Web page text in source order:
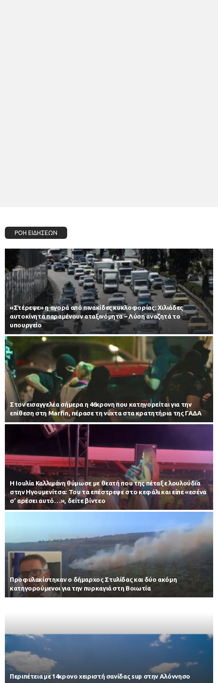
ΡΟΗ ΕΙΔΗΣΕΩΝ
«Στέρεψε» η αγορά από πινακίδες κυκλοφορίας: Χιλιάδες
αυτοκίνητα παραμένουν αταξινόμητα – Λύση αναζητά το
υπουργείο
Στον εισαγγελέα σήμερα η 46χρονη που κατηγορείται για την
επίθεση στη Marfin, πέρασε τη νύχτα στα κρατητήρια της ΓΑΔΑ
Η Ιουλία Καλλιμάνη θύμωσε με θεατή που της πέταξε λουλούδια
στην Ηγουμενίτσα: Του τα επέστρεψε στο κεφάλι και είπε «εσένα
σ’ αρέσει αυτό…», δείτε βίντεο
Προφυλακίστηκαν ο δήμαρχος Στυλίδας και δύο ακόμη
κατηγορούμενοι για την πυρκαγιά στη Βοιωτία
Περιπέτεια με 14χρονο χειριστή σανίδας sup στην Αλόννησο